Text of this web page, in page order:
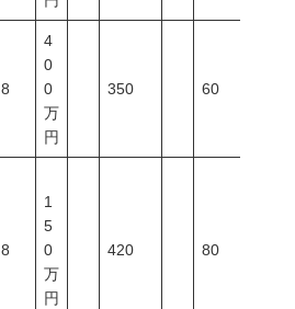
8
4
0
0
万
円
350 60
8
1
5
0
万
円
420 80